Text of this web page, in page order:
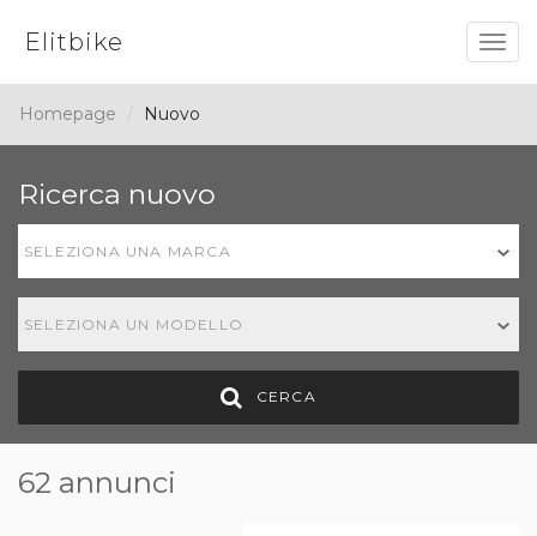
Elitbike
Homepage Nuovo
Ricerca nuovo
SELEZIONA UNA MARCA
SELEZIONA UN MODELLO
CERCA
62 annunci